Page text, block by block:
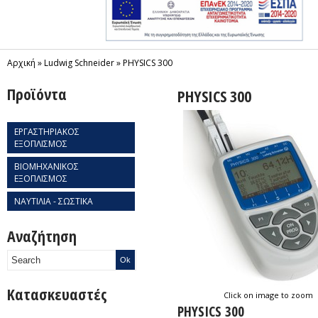
Αρχική »Ludwig Schneider»PHYSICS 300
Προϊόντα
ΕΡΓΑΣΤΗΡΙΑΚΟΣ
ΕΞΟΠΛΙΣΜΟΣ
ΒΙΟΜΗΧΑΝΙΚΟΣ
ΕΞΟΠΛΙΣΜΟΣ
ΝΑΥΤΙΛΙΑ - ΣΩΣΤΙΚΑ
Αναζήτηση
Κατασκευαστές
PHYSICS 300
Click on image to zoom
PHYSICS 300